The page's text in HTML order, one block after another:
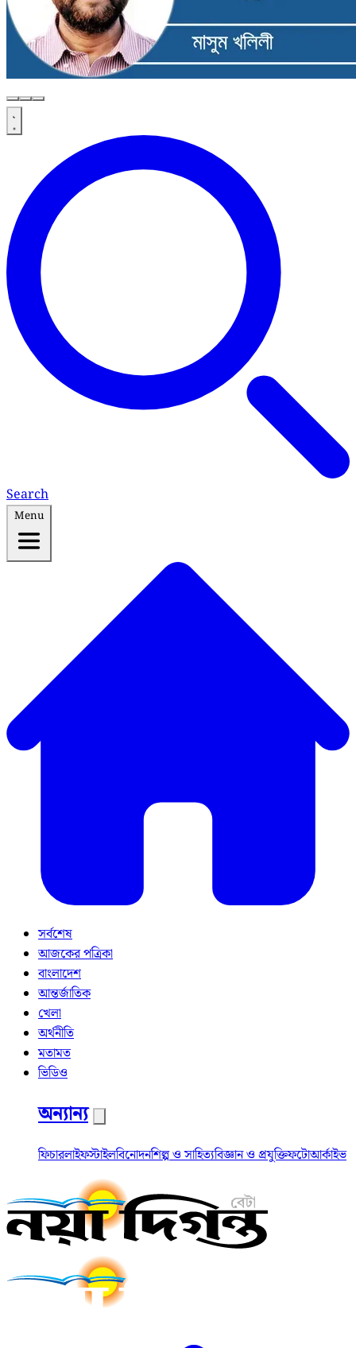
Search
Menu
সর্বশেষ
আজকের পত্রিকা
বাংলাদেশ
আন্তর্জাতিক
খেলা
অর্থনীতি
মতামত
ভিডিও
অন্যান্য
ফিচারলাইফস্টাইলবিনোদনশিল্প ও সাহিত্যবিজ্ঞান ও প্রযুক্তিফটোআর্কাইভ